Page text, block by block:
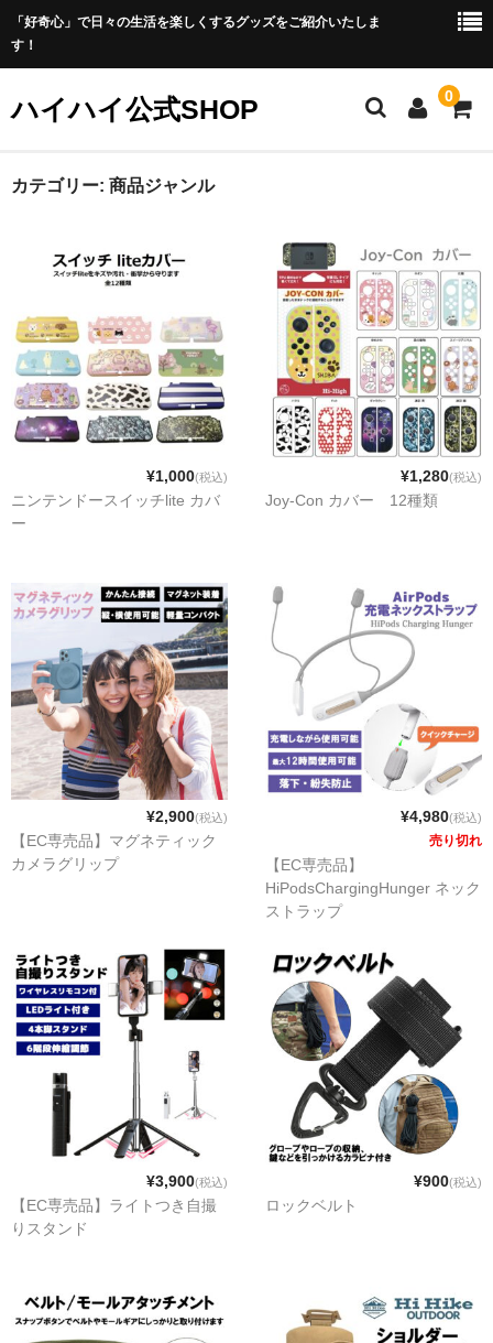
「好奇心」で日々の生活を楽しくするグッズをご紹介いたしま
す！
ハイハイ公式SHOP 0
ホーム
カート
メンバー
商品
お勧め商品
商品ジャンル
カテゴリー: 商品ジャンル
¥1,000(税込)
ニンテンドースイッチlite カバ
ー
¥1,280(税込)
Joy-Con カバー 12種類
¥2,900(税込)
【EC専売品】マグネティック
カメラグリップ
¥4,980(税込)
売り切れ
【EC専売品】
HiPodsChargingHunger ネック
ストラップ
¥3,900(税込)
【EC専売品】ライトつき自撮
りスタンド
¥900(税込)
ロックベルト